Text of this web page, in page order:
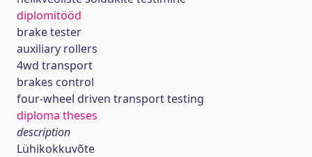
diplomitööd
brake tester
auxiliary rollers
4wd transport
brakes control
four-wheel driven transport testing
diploma theses
description
Lühikokkuvõte